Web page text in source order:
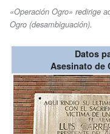
«Operación Ogro» redirige
Ogro (desambiguación).
Datos
Asesinato de